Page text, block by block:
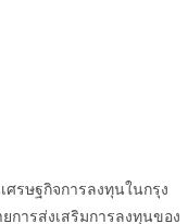
รษฐกิจการลงทุนในกรุง
การส่งเสริมการลงทุนของ